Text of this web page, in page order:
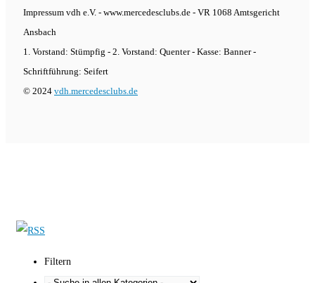
Impressum vdh e.V. - www.mercedesclubs.de - VR 1068 Amtsgericht
Ansbach
1. Vorstand: Stümpfig - 2. Vorstand: Quenter - Kasse: Banner -
Schriftführung: Seifert
© 2024 vdh.mercedesclubs.de
Filtern